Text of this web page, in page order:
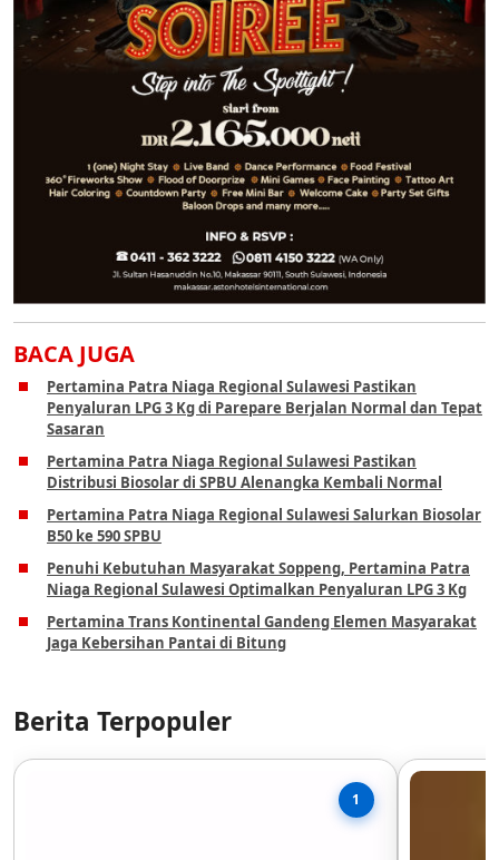
BACA JUGA
Pertamina Patra Niaga Regional Sulawesi Pastikan
Penyaluran LPG 3 Kg di Parepare Berjalan Normal dan Tepat
Sasaran
Pertamina Patra Niaga Regional Sulawesi Pastikan
Distribusi Biosolar di SPBU Alenangka Kembali Normal
Pertamina Patra Niaga Regional Sulawesi Salurkan Biosolar
B50 ke 590 SPBU
Penuhi Kebutuhan Masyarakat Soppeng, Pertamina Patra
Niaga Regional Sulawesi Optimalkan Penyaluran LPG 3 Kg
Pertamina Trans Kontinental Gandeng Elemen Masyarakat
Jaga Kebersihan Pantai di Bitung
Berita Terpopuler
1